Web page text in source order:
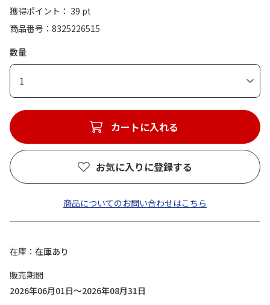
獲得ポイント： 39 pt
商品番号
8325226515
数量
1
カートに入れる
お気に入りに登録する
商品についてのお問い合わせはこちら
在庫
在庫あり
販売期間
2026年06月01日～2026年08月31日